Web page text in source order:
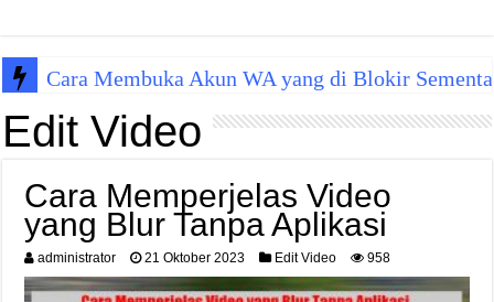
Cara Membuka Akun WA yang di Blokir
Edit Video
Cara Memperjelas Video
yang Blur Tanpa Aplikasi
administrator 21 Oktober 2023 Edit Video 958